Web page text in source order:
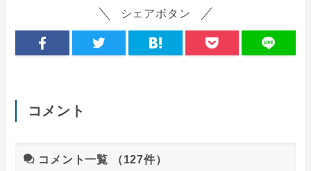
シェアボタン
コメント
コメント一覧 （127件）